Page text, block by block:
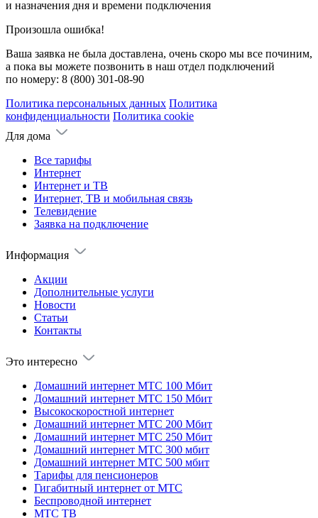
и назначения дня и времени подключения
Произошла ошибка!
Ваша заявка не была доставлена, очень скоро мы все починим,
а пока вы можете позвонить в наш отдел подключений
по номеру: 8 (800) 301-08-90
Политика персональных данных Политика
конфиденциальности Политика cookie
Для дома
Все тарифы
Интернет
Интернет и ТВ
Интернет, ТВ и мобильная связь
Телевидение
Заявка на подключение
Информация
Акции
Дополнительные услуги
Новости
Статьи
Контакты
Это интересно
Домашний интернет МТС 100 Мбит
Домашний интернет МТС 150 Мбит
Высокоскоростной интернет
Домашний интернет МТС 200 Мбит
Домашний интернет МТС 250 Мбит
Домашний интернет МТС 300 мбит
Домашний интернет МТС 500 мбит
Тарифы для пенсионеров
Гигабитный интернет от МТС
Беспроводной интернет
МТС ТВ